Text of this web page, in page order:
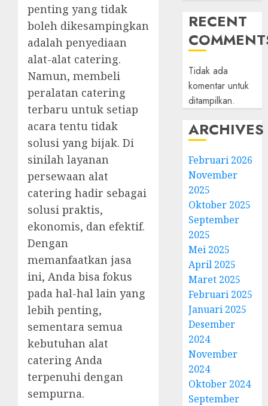
penting yang tidak
boleh dikesampingkan
adalah penyediaan
alat-alat catering.
Namun, membeli
peralatan catering
terbaru untuk setiap
acara tentu tidak
solusi yang bijak. Di
sinilah layanan
persewaan alat
catering hadir sebagai
solusi praktis,
ekonomis, dan efektif.
Dengan
memanfaatkan jasa
ini, Anda bisa fokus
pada hal-hal lain yang
lebih penting,
sementara semua
kebutuhan alat
catering Anda
terpenuhi dengan
sempurna.
RECENT
Tidak ada
komentar untuk
ditampilkan.
ARCHIVES
Februari 2026
November
2025
Oktober 2025
September
2025
Mei 2025
April 2025
Maret 2025
Februari 2025
Januari 2025
Desember
2024
November
2024
Oktober 2024
September